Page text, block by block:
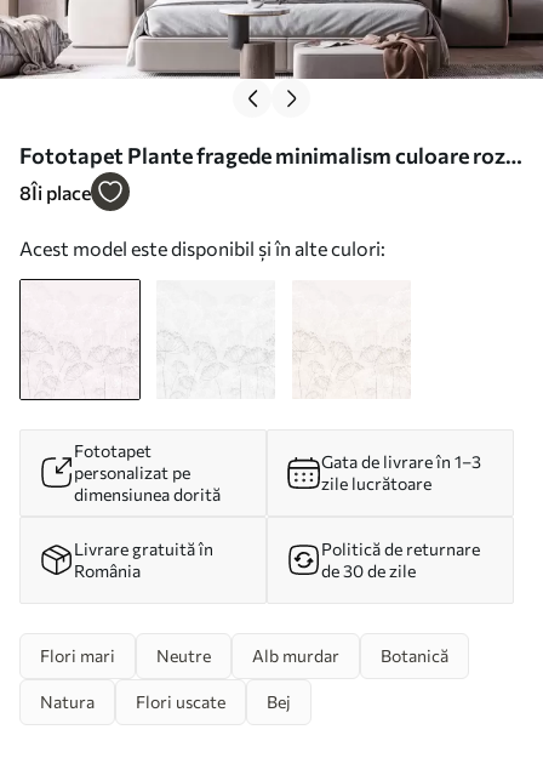
Fototapet Plante fragede minimalism culoare roz
Nr. w02105
8Îi place
Acest model este disponibil și în alte culori:
Fototapet
personalizat pe
dimensiunea dorită
Gata de livrare în 1–3
zile lucrătoare
Livrare gratuită în
România
Politică de returnare
de 30 de zile
Flori mari Neutre Alb murdar Botanică
Natura Flori uscate Bej